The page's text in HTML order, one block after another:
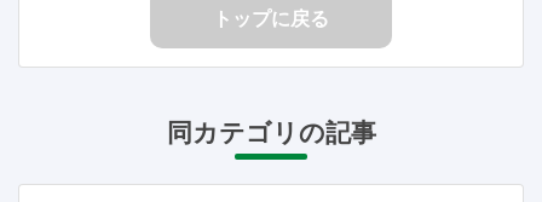
トップに戻る
同カテゴリの記事